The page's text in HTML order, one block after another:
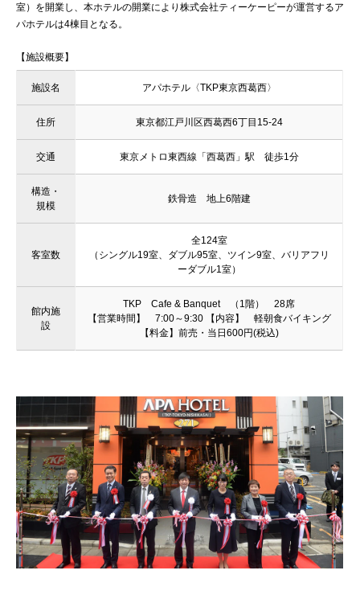
室）を開業し、本ホテルの開業により株式会社ティーケーピーが運営するア
パホテルは4棟目となる。
【施設概要】
施設名 アパホテル〈TKP東京西葛西〉
住所 東京都江戸川区西葛西6丁目15‐24
交通 東京メトロ東西線「西葛西」駅 徒歩1分
構造・
規模
鉄骨造 地上6階建
客室数
全124室
（シングル19室、ダブル95室、ツイン9室、バリアフリ
ーダブル1室）
館内施
設
TKP Cafe & Banquet （1階） 28席
【営業時間】 7:00～9:30 【内容】 軽朝食バイキング
【料金】前売・当日600円(税込)